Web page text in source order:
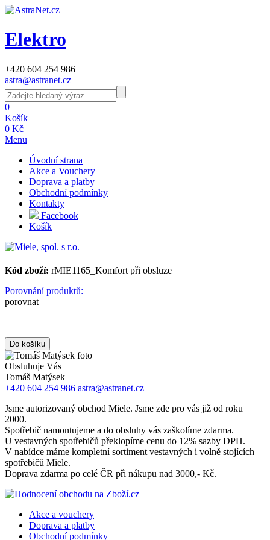
Elektro
+420 604 254 986
astra@astranet.cz
0
Košík
0 Kč
Menu
Úvodní strana
Akce a Vouchery
Doprava a platby
Obchodní podmínky
Kontakty
Facebook
Košík
Kód zboží: rMIE1165_Komfort při obsluze
Porovnání produktů:
porovnat
Obsluhuje Vás
Tomáš Matýsek
+420 604 254 986 astra@astranet.cz
Jsme autorizovaný obchod Miele. Jsme zde pro vás již od roku
2000.
Spotřebič namontujeme a do obsluhy vás zaškolíme zdarma.
U vestavných spotřebičů překlopíme cenu do 12% sazby DPH.
V nabídce máme kompletní sortiment vestavných i volně stojících
spotřebičů Miele.
Doprava zdarma po celé ČR při nákupu nad 3000,- Kč.
Akce a vouchery
Doprava a platby
Obchodní podmínky